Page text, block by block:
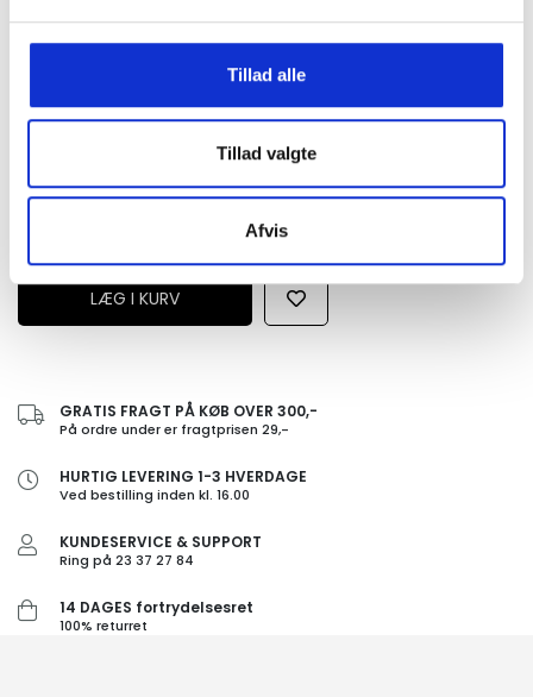
Tillad alle
Tillad valgte
Afvis
GRATIS FRAGT PÅ KØB OVER 300,-
På ordre under er fragtprisen 29,-
HURTIG LEVERING 1-3 HVERDAGE
Ved bestilling inden kl. 16.00
KUNDESERVICE & SUPPORT
Ring på 23 37 27 84
14 DAGES fortrydelsesret
100% returret